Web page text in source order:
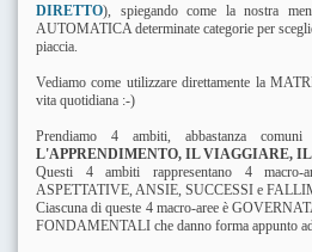
DIRETTO), spiegando come la nostra
AUTOMATICA determinate categorie per
piaccia.
Vediamo come utilizzare direttamente la
vita quotidiana :-)
Prendiamo 4 ambiti, abbastanza
L'APPRENDIMENTO, IL VIAGGIARE, IL
Questi 4 ambiti rappresentano 4
ASPETTATIVE, ANSIE, SUCCESSI e
Ciascuna di queste 4 macro-aree è
FONDAMENTALI che danno forma appunto